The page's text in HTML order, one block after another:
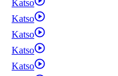
Katso
Katso
Katso
Katso
Katso